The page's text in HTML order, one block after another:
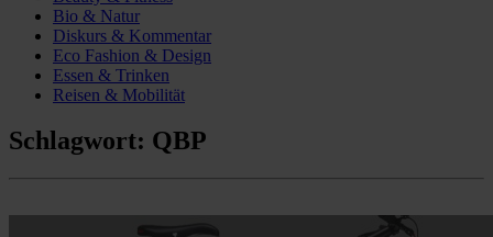
Bio & Natur
Diskurs & Kommentar
Eco Fashion & Design
Essen & Trinken
Reisen & Mobilität
Schlagwort: QBP